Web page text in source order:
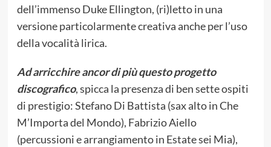
dell’immenso Duke Ellington, (ri)letto in una
versione particolarmente creativa anche per l’uso
della vocalità lirica.
Ad arricchire ancor di più questo progetto
discografico, spicca la presenza di ben sette ospiti
di prestigio: Stefano Di Battista (sax alto in Che
M’Importa del Mondo), Fabrizio Aiello
(percussioni e arrangiamento in Estate sei Mia),